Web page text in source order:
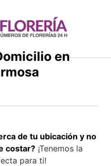
en
de tu ubicación y no
costar? ¡Tenemos la
para ti!